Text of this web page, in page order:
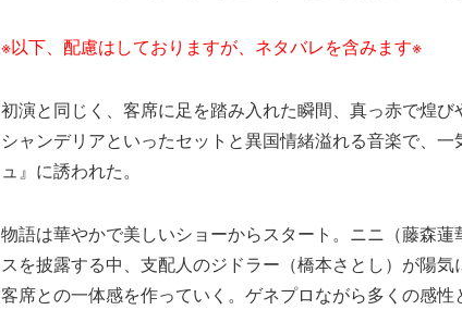
※以下、配慮はしておりますが、ネタバレを含みます※
初演と同じく、客席に足を踏み入れた瞬間、真っ赤で煌び
シャンデリアといったセットと異国情緒溢れる音楽で、
ュ』に誘われた。
物語は華やかで美しいショーからスタート。ニニ（藤森
スを披露する中、支配人のジドラー（橋本さとし）が陽
客席との一体感を作っていく。ゲネプロながら多くの感